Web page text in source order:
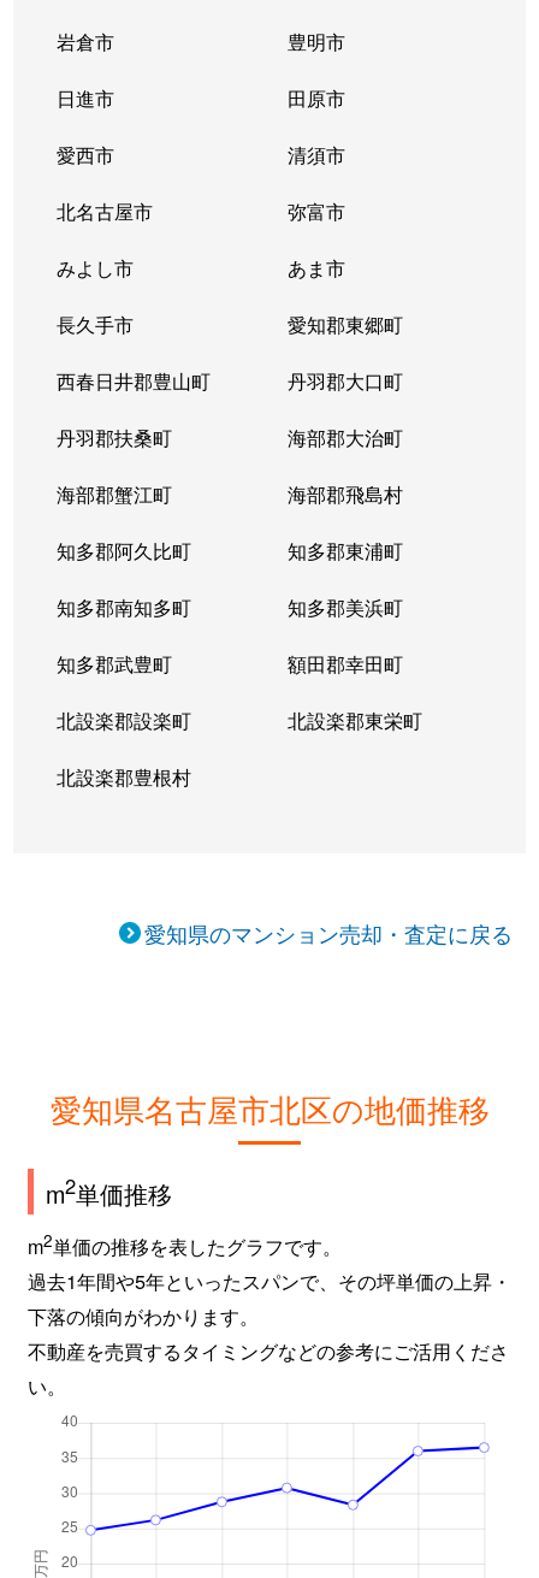
岩倉市 豊明市
日進市 田原市
愛西市 清須市
北名古屋市 弥富市
みよし市 あま市
長久手市 愛知郡東郷町
西春日井郡豊山町 丹羽郡大口町
丹羽郡扶桑町 海部郡大治町
海部郡蟹江町 海部郡飛島村
知多郡阿久比町 知多郡東浦町
知多郡南知多町 知多郡美浜町
知多郡武豊町 額田郡幸田町
北設楽郡設楽町 北設楽郡東栄町
北設楽郡豊根村
愛知県のマンション売却・査定に戻る
愛知県名古屋市北区の地価推移
m2単価推移
m2単価の推移を表したグラフです。
過去1年間や5年といったスパンで、その坪単価の上昇・
下落の傾向がわかります。
不動産を売買するタイミングなどの参考にご活用くださ
い。